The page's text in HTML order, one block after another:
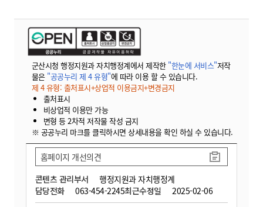
군산시청 행정지원과 자치행정계에서 제작한 "한눈에 서비스"저작
물은 "공공누리 제 4 유형"에 따라 이용 할 수 있습니다.
제 4 유형: 출처표시+상업적 이용금지+변경금지
출처표시
비상업적 이용만 가능
변형 등 2차적 저작물 작성 금지
※ 공공누리 마크를 클릭하시면 상세내용을 확인 하실 수 있습니다.
콘텐츠 관리부서
행정지원과 자치행정계
담당전화
063-454-2245최근수정일 2025-02-06
홈페이지 개선의견